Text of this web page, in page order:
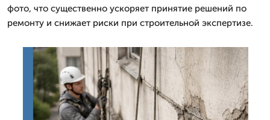
фото, что существенно ускоряет принятие решений по
ремонту и снижает риски при строительной экспертизе.